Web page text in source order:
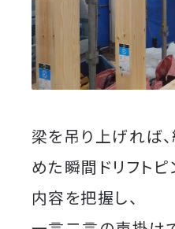
梁を吊り上げれば
めた瞬間ドリフト
内容を把握し、